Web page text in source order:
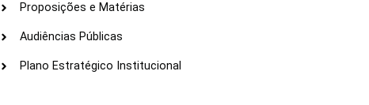
Proposições e Matérias
Audiências Públicas
Plano Estratégico Institucional